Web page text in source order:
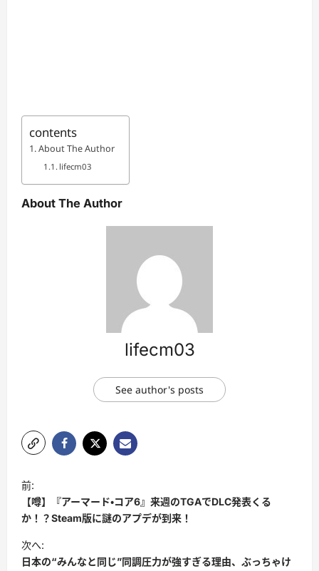
contents
About The Author
lifecm03
About The Author
lifecm03
See author's posts
前:
【噂】『アーマード・コア6』来週のTGAでDLC発表くる
か！？Steam版に謎のアプデが到来！
次へ:
日本の“みんなと同じ”同調圧力が強すぎる理由、ぶっちゃけ